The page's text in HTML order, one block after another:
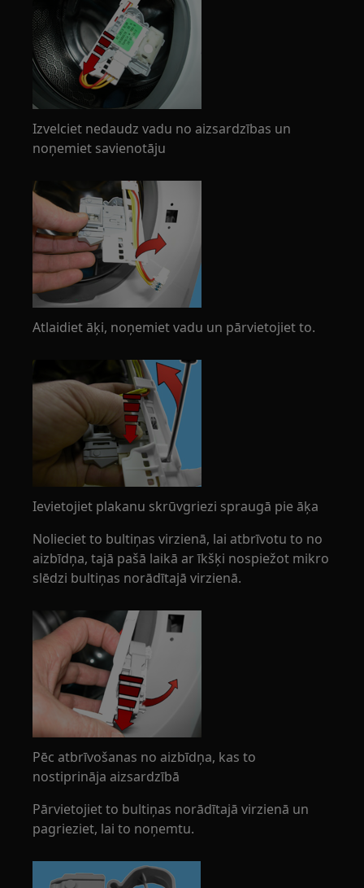
Izvelciet nedaudz vadu no aizsardzības un
noņemiet savienotāju
Atlaidiet āķi, noņemiet vadu un pārvietojiet to.
Ievietojiet plakanu skrūvgriezi spraugā pie āķa
Nolieciet to bultiņas virzienā, lai atbrīvotu to no
aizbīdņa, tajā pašā laikā ar īkšķi nospiežot mikro
slēdzi bultiņas norādītajā virzienā.
Pēc atbrīvošanas no aizbīdņa, kas to
nostiprināja aizsardzībā
Pārvietojiet to bultiņas norādītajā virzienā un
pagrieziet, lai to noņemtu.